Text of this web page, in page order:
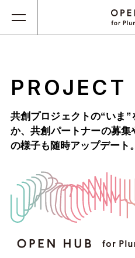
PROJECT
共創プロジェクトの“いま
か、共創パートナーの募集
の様子も随時アップデート。